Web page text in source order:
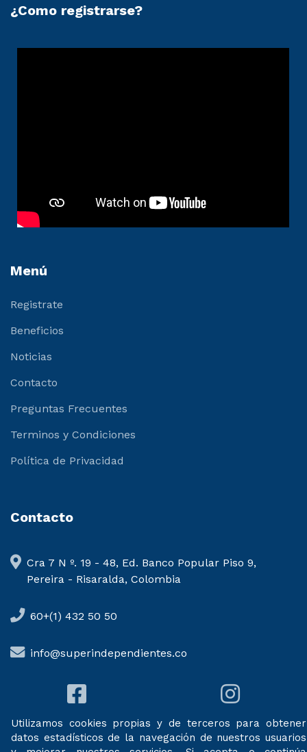
¿Como registrarse?
Menú
Registrate
Beneficios
Noticias
Contacto
Preguntas Frecuentes
Terminos y Condiciones
Política de Privacidad
Contacto
Cra 7 N º. 19 - 48, Ed. Banco Popular Piso 9,
Pereira - Risaralda, Colombia
60+(1) 432 50 50
info@superindependientes.co
Utilizamos cookies propias y de terceros para obtener
datos estadísticos de la navegación de nuestros usuarios